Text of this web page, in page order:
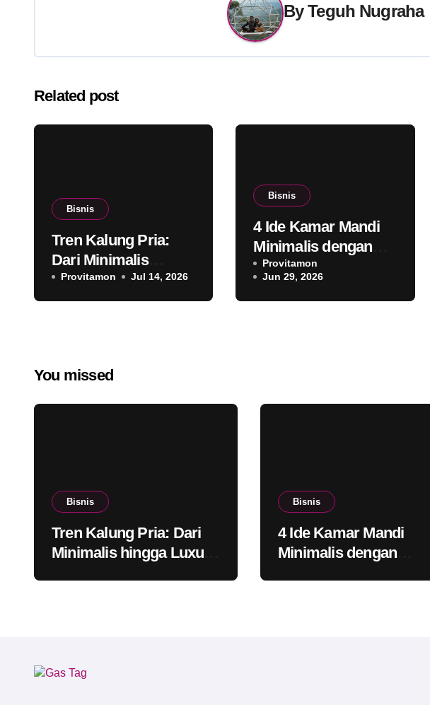
ByTeguh Nugraha
Related post
Bisnis
Tren Kalung Pria:
Dari Minimalis
hingga Luxury Look
Provitamon Jul 14, 2026
Bisnis
4 Ide Kamar Mandi
Minimalis dengan
Konsep yang Lebih
Modern
Provitamon
Jun 29, 2026
You missed
Bisnis
Tren Kalung Pria: Dari
Minimalis hingga Luxury
Bisnis
4 Ide Kamar Mandi
Minimalis dengan